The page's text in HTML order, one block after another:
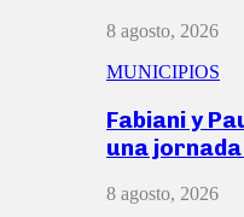
8 agosto, 2026
MUNICIPIOS
Fabiani y
una
8 agosto, 2026